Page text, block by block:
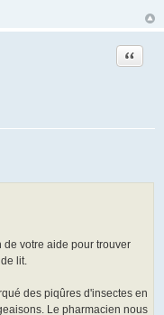
Citation
votre aide pour trouver
lit.
des piqûres d'insectes en
Le pharmacien nous